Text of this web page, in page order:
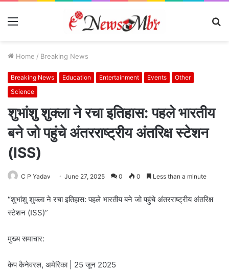
Menu
Home / Breaking News
Breaking News Education Entertainment Events
Other
Science
शुभांशु शुक्ला ने रचा इतिहास: पहले भारतीय
बने जो पहुंचे अंतरराष्ट्रीय अंतरिक्ष स्टेशन
(ISS)
C P Yadav June 27, 2025 0 0 Less than a minute
“शुभांशु शुक्ला ने रचा इतिहास: पहले भारतीय बने जो पहुंचे अंतरराष्ट्रीय अंतरिक्ष
स्टेशन (ISS)”
मुख्य समाचार:
केप कैनेवरल, अमेरिका | 25 जून 2025